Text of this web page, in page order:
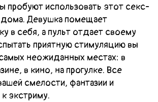
пробуют использовать этот секс-
Девушка помещает
в себя, а пульт отдает своему
приятную стимуляцию вы
неожиданных местах: в
в кино, на прогулке. Все
смелости, фантазии и
экстриму.